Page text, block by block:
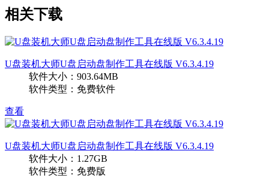
相关下载
U盘装机大师U盘启动盘制作工具在线版 V6.3.4.19
软件大小：903.64MB
软件类型：免费软件
查看
U盘装机大师U盘启动盘制作工具在线版 V6.3.4.19
软件大小：1.27GB
软件类型：免费版